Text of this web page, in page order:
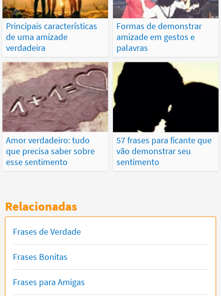
Principais características
de uma amizade
verdadeira
Formas de demonstrar
amizade em gestos e
palavras
Amor verdadeiro: tudo
que precisa saber sobre
esse sentimento
57 frases para ficante que
vão demonstrar seu
sentimento
Relacionadas
Frases de Verdade
Frases Bonitas
Frases para Amigas